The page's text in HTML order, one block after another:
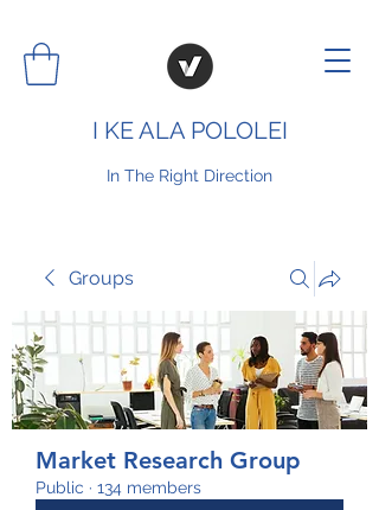
I KE ALA POLOLEI
In The Right Direction
Groups
Market Research Group
Public · 134 members